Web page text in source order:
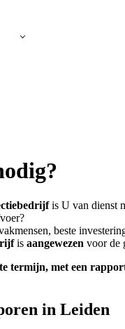
is U van dienst
beste
is aangewezen voor de
termijn, met een
in Leiden